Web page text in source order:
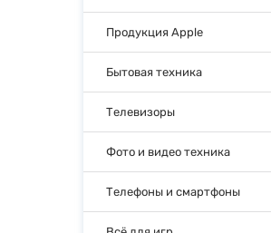
Продукция Apple
Бытовая техника
Телевизоры
Фото и видео техника
Телефоны и смартфоны